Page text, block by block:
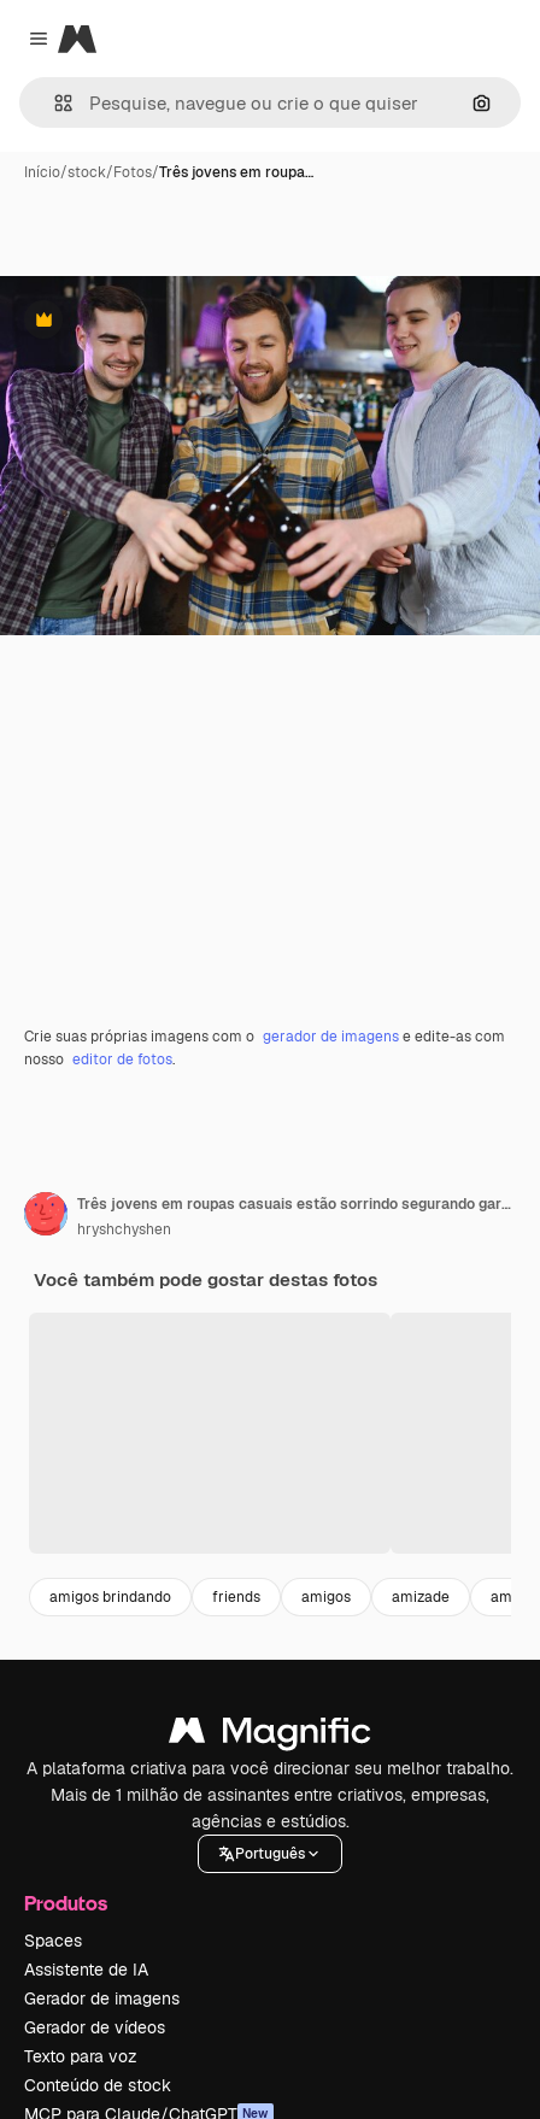
Close menu
Magnific
Início/stock/Fotos/Três jovens em roupa…
Premium
Crie suas próprias imagens com o gerador de imagense edite-as com
nosso editor de fotos.
Três jovens em roupas casuais estão sorrindo segurando garrafas de cerveja enquanto estão perto do balcão do bar no pub
hryshchyshen
Você também pode gostar destas fotos
amigos brindando friends amigos amizade
A plataforma criativa para você direcionar seu melhor trabalho.
Mais de 1 milhão de assinantes entre criativos, empresas,
agências e estúdios.
Português
Produtos
Spaces
Assistente de IA
Gerador de imagens
Gerador de vídeos
Texto para voz
Conteúdo de stock
MCP para Claude/ChatGPT New